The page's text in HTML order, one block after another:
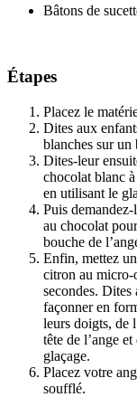
Bâtons de
Étapes
Placez le
Dites aux
blanches sur un
Dites-leur
chocolat blanc
en utilisant le
Puis
au chocolat
bouche de
Enfin, mettez
citron au micro-
secondes. Dites
façonner en
leurs doigts, de
tête de l’ange
glaçage.
Placez votre
soufflé.